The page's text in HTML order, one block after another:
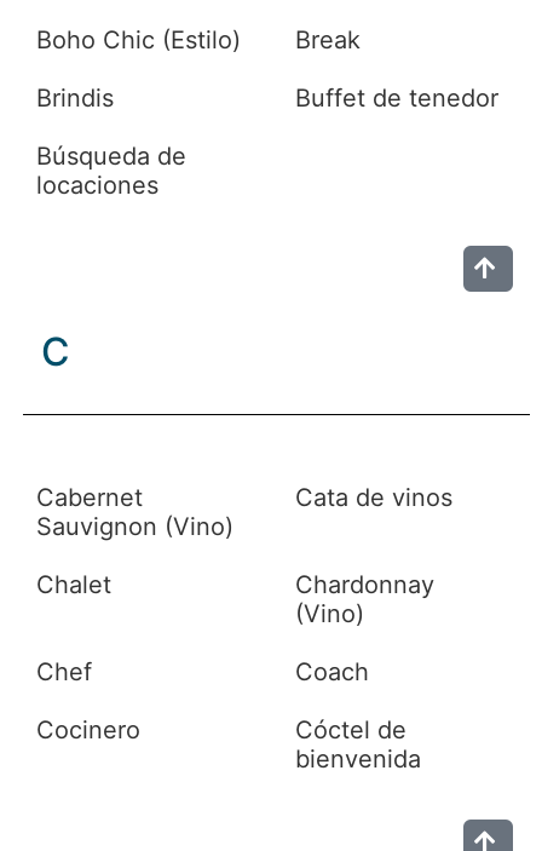
Boho Chic (Estilo)
Break
Brindis
Buffet de tenedor
Búsqueda de
locaciones
C
Cabernet
Sauvignon (Vino)
Cata de vinos
Chalet
Chardonnay
(Vino)
Chef
Coach
Cocinero
Cóctel de
bienvenida